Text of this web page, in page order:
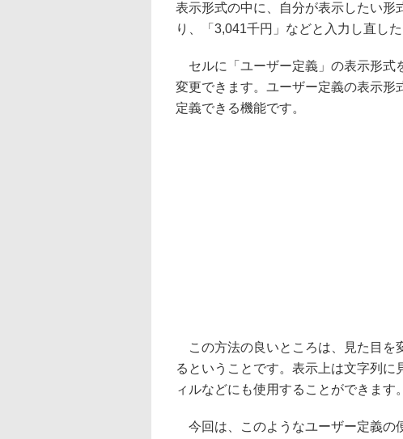
表示形式の中に、自分が表示したい形
り、「3,041千円」などと入力し直し
セルに「ユーザー定義」の表示形式
変更できます。ユーザー定義の表示形
定義できる機能です。
この方法の良いところは、見た目を
るということです。表示上は文字列
ィルなどにも使用することができます。
今回は、このようなユーザー定義の